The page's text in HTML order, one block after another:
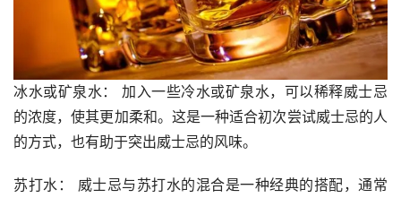
冰水或矿泉水： 加入一些冷水或矿泉水，可以稀释威士忌
的浓度，使其更加柔和。这是一种适合初次尝试威士忌的人
的方式，也有助于突出威士忌的风味。
苏打水： 威士忌与苏打水的混合是一种经典的搭配，通常